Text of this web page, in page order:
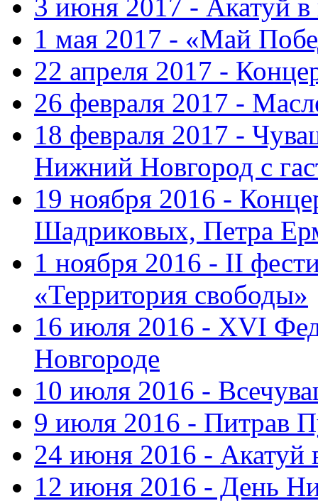
3 июня 2017 - Акатуй в
1 мая 2017 - «Май
22 апреля 2017 -
26 февраля 2017 -
18 февраля 2017 -
Нижний Новгород с
19 ноября 2016 -
Шадриковых, Петра
1 ноября 2016 - II
«Территория свободы»
16 июля 2016 - XVI
Новгороде
10 июля 2016 -
9 июля 2016 - Питрав
24 июня 2016 - Акатуй
12 июня 2016 - День